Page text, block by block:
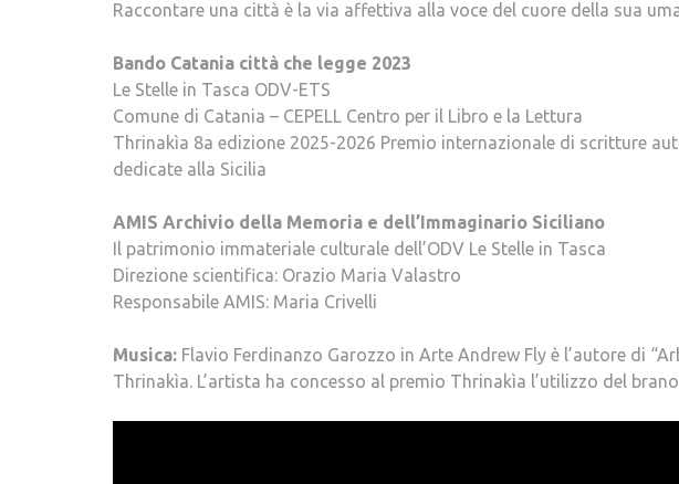
Raccontare una città è la via affettiva alla voce del cuore della sua
Bando Catania città che legge 2023
Le Stelle in Tasca ODV-ETS
Comune di Catania – CEPELL Centro per il Libro e la Lettura
Thrinakìa 8a edizione 2025-2026 Premio internazionale di scritture
dedicate alla Sicilia
AMIS Archivio della Memoria e dell’Immaginario Siciliano
Il patrimonio immateriale culturale dell’ODV Le Stelle in Tasca
Direzione scientifica: Orazio Maria Valastro
Responsabile AMIS: Maria Crivelli
Musica: Flavio Ferdinanzo Garozzo in Arte Andrew Fly è l’autore di
Thrinakìa. L’artista ha concesso al premio Thrinakìa l’utilizzo del